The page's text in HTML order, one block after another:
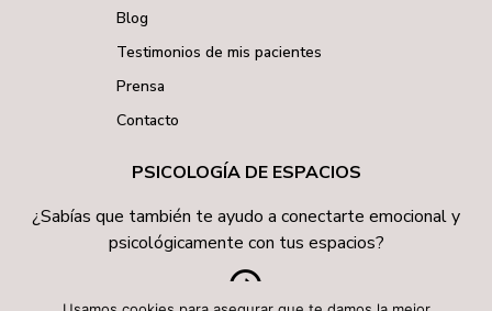
Blog
Testimonios de mis pacientes
Prensa
Contacto
PSICOLOGÍA DE ESPACIOS
¿Sabías que también te ayudo a conectarte emocional y
psicológicamente con tus espacios?